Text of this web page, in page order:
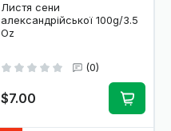
Листя сени
александрійської 100g/3.5
Oz
(0)
$7.00